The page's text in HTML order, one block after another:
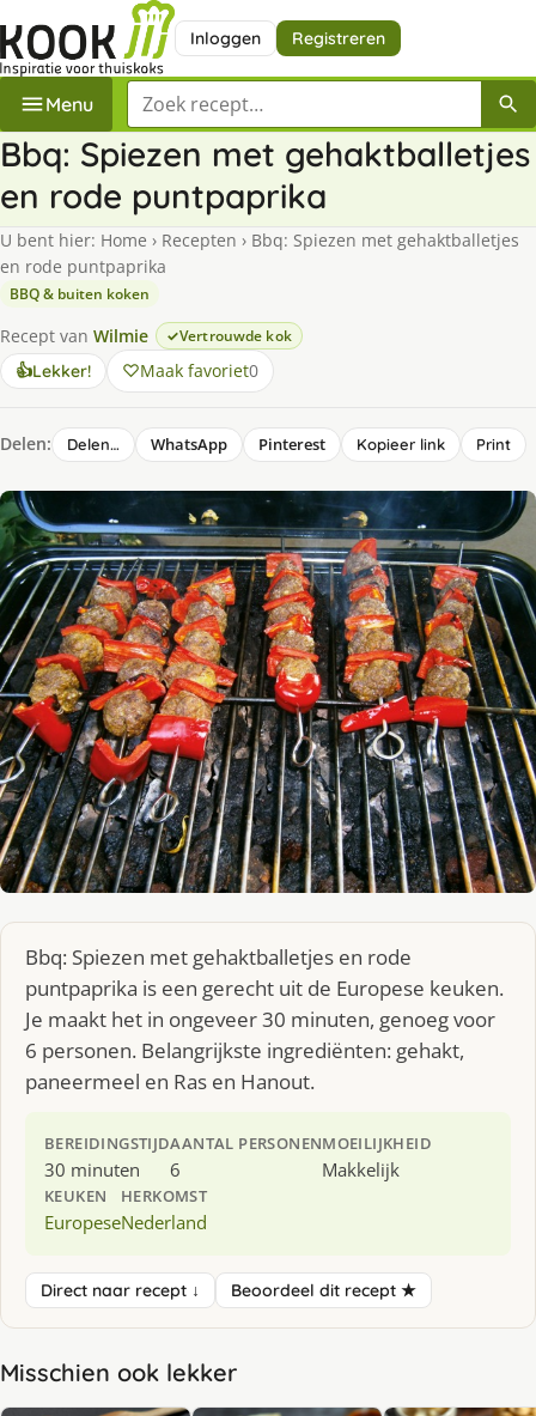
Inloggen Registreren
Menu Zoek een recept
Bbq: Spiezen met gehaktballetjes
en rode puntpaprika
U bent hier: Home › Recepten › Bbq: Spiezen met gehaktballetjes
en rode puntpaprika
BBQ & buiten koken
Recept van Wilmie Vertrouwde kok
👍Lekker! Maak favoriet0
Delen: Delen… WhatsApp Pinterest Kopieer link Print
Bbq: Spiezen met gehaktballetjes en rode
puntpaprika is een gerecht uit de Europese keuken.
Je maakt het in ongeveer 30 minuten, genoeg voor
6 personen. Belangrijkste ingrediënten: gehakt,
paneermeel en Ras en Hanout.
BEREIDINGSTIJD
30 minuten
AANTAL PERSONEN
6
MOEILIJKHEID
Makkelijk
KEUKEN
Europese
HERKOMST
Nederland
Direct naar recept ↓ Beoordeel dit recept ★
Misschien ook lekker